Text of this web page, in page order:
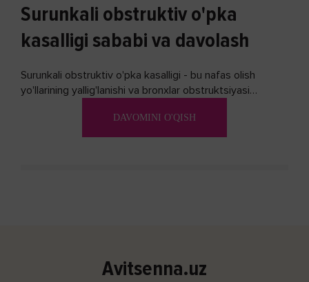
Surunkali obstruktiv o'pka
kasalligi sababi va davolash
Surunkali obstruktiv o'pka kasalligi - bu nafas olish
yo'llarining yallig'lanishi va bronxlar obstruktsiyasi
DAVOMINI O'QISH
Avitsenna.uz